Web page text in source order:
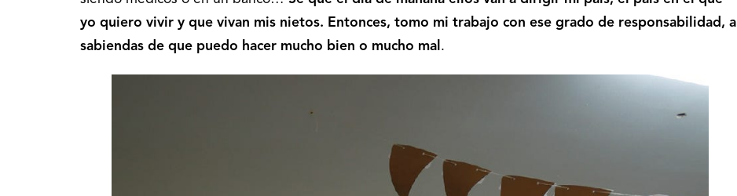
yo quiero vivir y que vivan mis nietos. Entonces, tomo mi trabajo con ese grado de responsabilidad, a
sabiendas de que puedo hacer mucho bien o mucho mal .